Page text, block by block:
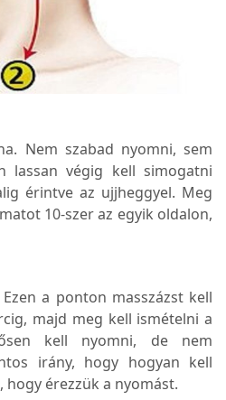
Nem szabad nyomni, sem
lassan végig kell simogatni
érintve az ujjheggyel. Meg
10-szer az egyik oldalon,
a ponton masszázst kell
majd meg kell ismételni a
kell nyomni, de nem
irány, hogy hogyan kell
hogy érezzük a nyomást.